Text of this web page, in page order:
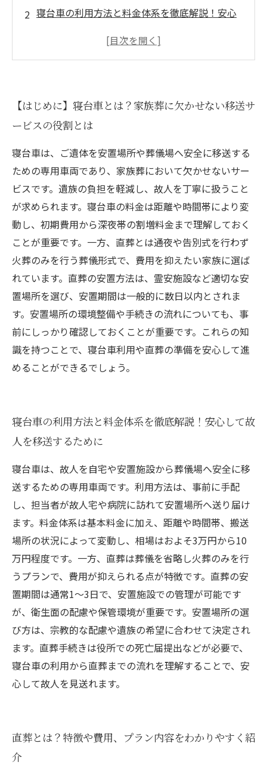
寝台車の利用方法と料金体系を徹底解説！安心
直葬とは？特徴や費用、プラン内容をわかりや
人を丁寧にお守りするために～
直葬手続きの流れと注意点を詳解！初めての方
でも迷わない準備ガイド
寝台車と直葬を利用した家族葬の準備がスムー
ズになるポイントまとめ
まとめ：寝台車サービスと直葬の安置方法を理
解して安心の家族葬を実現しよう
【はじめに】寝台車とは？家族葬に欠かせない移送サ
ービスの役割とは
寝台車は、ご遺体を安置場所や葬儀場へ安全に移送する
ための専用車両であり、家族葬において欠かせないサー
ビスです。遺族の負担を軽減し、故人を丁寧に扱うこと
が求められます。寝台車の料金は距離や時間帯により変
動し、初期費用から深夜帯の割増料金まで理解しておく
ことが重要です。一方、直葬とは通夜や告別式を行わず
火葬のみを行う葬儀形式で、費用を抑えたい家族に選ば
れています。直葬の安置方法は、霊安施設など適切な安
置場所を選び、安置期間は一般的に数日以内とされま
す。安置場所の環境整備や手続きの流れについても、事
前にしっかり確認しておくことが重要です。これらの知
識を持つことで、寝台車利用や直葬の準備を安心して進
めることができるでしょう。
寝台車の利用方法と料金体系を徹底解説！安心して故
人を移送するために
寝台車は、故人を自宅や安置施設から葬儀場へ安全に移
送するための専用車両です。利用方法は、事前に手配
し、担当者が故人宅や病院に訪れて安置場所へ送り届け
ます。料金体系は基本料金に加え、距離や時間帯、搬送
場所の状況によって変動し、相場はおよそ3万円から10
万円程度です。一方、直葬は葬儀を省略し火葬のみを行
うプランで、費用が抑えられる点が特徴です。直葬の安
置期間は通常1〜3日で、安置施設での管理が可能です
が、衛生面の配慮や保管環境が重要です。安置場所の選
び方は、宗教的な配慮や遺族の希望に合わせて決定され
ます。直葬手続きは役所での死亡届提出などが必要で、
寝台車の利用から直葬までの流れを理解することで、安
心して故人を見送れます。
直葬とは？特徴や費用、プラン内容をわかりやすく紹
介